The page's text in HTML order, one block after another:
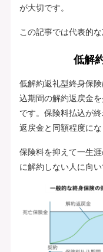
が大切です。
この記事では代表的
低解
低解約返礼型終身保
込期間の解約返戻金
です。保険料払込が
返戻金と同額程度にな
保険料を抑えて一生
に解約しない人に向い